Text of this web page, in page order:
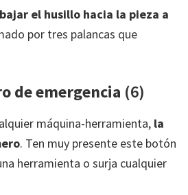
el husillo hacia la pieza a
por tres palancas que
de emergencia (6)
máquina-herramienta, la
. Ten muy presente este botón
herramienta o surja cualquier